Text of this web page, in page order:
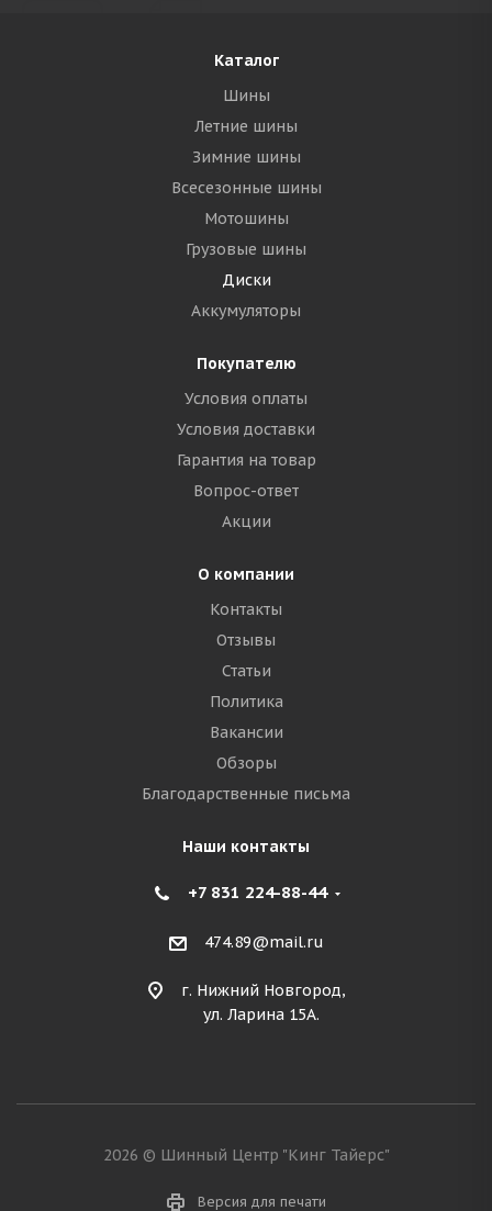
Каталог
Шины
Летние шины
Зимние шины
Всесезонные шины
Мотошины
Грузовые шины
Диски
Аккумуляторы
Покупателю
Условия оплаты
Условия доставки
Гарантия на товар
Вопрос-ответ
Акции
О компании
Контакты
Отзывы
Статьи
Политика
Вакансии
Обзоры
Благодарственные письма
Наши контакты
+7 831 224-88-44
474.89@mail.ru
г. Нижний Новгород,
ул. Ларина 15А.
2026 © Шинный Центр "Кинг Тайерс"
Версия для печати